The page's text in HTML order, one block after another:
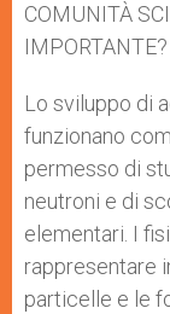
COMUNITÀ
IMPORTANTE?
Lo sviluppo di
funzionano
permesso di
neutroni e di
elementari. I
rappresentare
particelle e le